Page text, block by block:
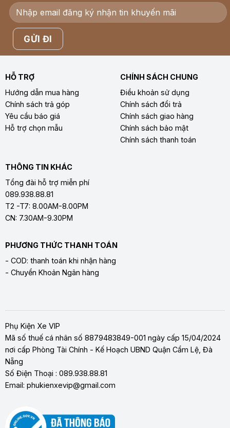
HỖ TRỢ
Hướng dẫn mua hàng
Chính sách trả góp
Yêu cầu báo giá
Hỗ trợ chọn mẫu
CHÍNH SÁCH CHUNG
Điều khoản sử dụng
Chính sách đổi trả
Chính sách giao hàng
Chính sách bảo mật
Chính sách thanh toán
THÔNG TIN KHÁC
Tổng đài hỗ trợ miễn phí
089.938.88.81
T2 -T7: 8.00AM-8.00PM
CN: 7.30AM-9.30PM
PHƯƠNG THỨC THANH TOÁN
- COD: thanh toán khi nhận hàng
- Chuyển Khoản Ngân hàng
Phụ Kiện Xe VIP
Mã số thuế cá nhân số 8879483849-001 ngày cấp 15/04/2024
nơi cấp Phòng Tài Chính - Kế Hoạch UBND Quận Cẩm Lệ, Đà
Nẵng
Số Điện Thoại : 089.938.88.81
Email: phukienxevip@gmail.com